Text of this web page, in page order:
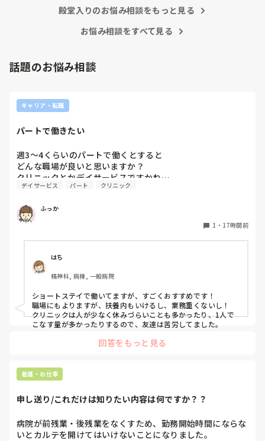
朝の情報収集にも時間がかかり、結果、患者のことがわから
の意味があるのか疑問です。
やったことないの！？もう10ヶ月なんだから、未経験なこと
新人さんが可愛そう、と感じることもある反面、ペアの先輩
が何か処置をしているけど、ペアの新人はのんびり記録して
がいいんじゃないの？」と声をかけても、「記録終わってな
早く色々覚えたい！という、意欲があまり感じられず…これ
はPNS云々よりも、その新人の性格かな？とも思いました
が、ほとんどの新人に当てはまりました。。。時代柄でしょ
うか？？
でもPNSでやれというからには、もっと業務量に見合った、
新人を指導しながら業務ができるゆとりが欲しいです。
いと思いますか？
の向き合い方になると思いますよ🎵僕は昔の人間なので、昔は
いと思います。昔は患者様、スタッフ全員に目を配れる人が沢
るなら実施してみてはどうでしょうか⁉️そういう事と思います
殿堂入りのお悩み相談をもっと見る
お悩み相談をすべて見る
話題のお悩み相談
キャリア・転職
パートで働きたい
週3〜4くらいのパートで働くとすると
どんな職場が良いと思いますか？
クリニックとかデイサービスですかね…
デイサービス パート クリニック
ふっか
1 ・ 17時間前
はち
精神科, 病棟, 一般病院
ショートステイで働いてますが、すごくおすすめです！
職場にもよりますが、扶養内もいけるし、業務重くないし！
クリニックは人が少なく休みづらいことも多かったり、1人で
こなす量が多かったりするので、友達は苦労してました。
回答をもっと見る
看護・お仕事
申し送り/これだけは知りたい内容は何ですか？？
病院が前残業・後残業をなくすため、勤務開始時間にならな
いとカルテを開けてはいけないことになりました。